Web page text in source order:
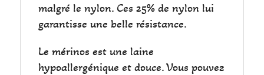
malgré le nylon. Ces 25% de nylon lui
garantisse une belle résistance.
Le mérinos est une laine
hypoallergénique et douce. Vous pouvez